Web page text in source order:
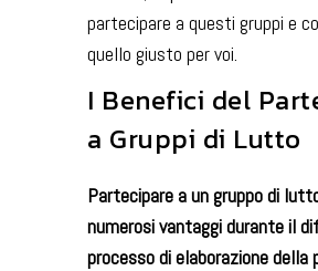
partecipare a questi gruppi e
quello giusto per voi.
I Benefici del
a Gruppi di Lutto
Partecipare a un gruppo di
numerosi vantaggi durante il
processo di elaborazione della